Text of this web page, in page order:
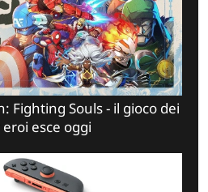
Fighting Souls - il gioco dei
esce oggi